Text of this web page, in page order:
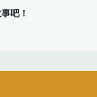
吧！